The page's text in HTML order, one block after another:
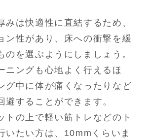
みは快適性に直結するため、
ン性があり、床への衝撃を緩
のを選ぶようにしましょう。
ニングも心地よく行えるほ
グ中に体が痛くなったりなど
避することができます。
トの上で軽い筋トレなどのト
いたい方は、10mmくらいま